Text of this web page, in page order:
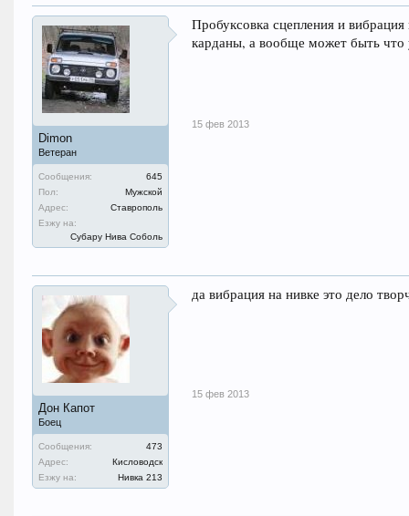
Dimon
Ветеран
Сообщения:
645
Пол:
Мужской
Адрес:
Ставрополь
Езжу на:
Субару Нива Соболь
Пробуксовка сцепления и
карданы, а вообще может быть что
15 фев 2013
Дон Капот
Боец
Сообщения:
473
Адрес:
Кисловодск
Езжу на:
Нивка 213
да вибрация на нивке это дело
15 фев 2013